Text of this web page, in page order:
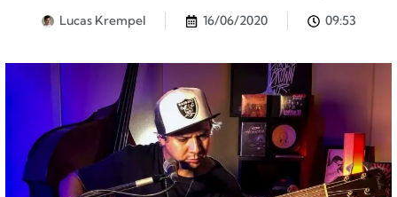
Lucas Krempel 16/06/2020 09:53